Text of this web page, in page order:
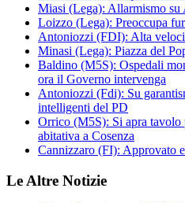
Miasi (Lega): Allarmismo su
Loizzo (Lega): Preoccupa
Antoniozzi (FDI): Alta
Minasi (Lega): Piazza del
Baldino (M5S): Ospedali
ora il Governo intervenga
Antoniozzi (Fdi): Su
intelligenti del PD
Orrico (M5S): Si apra tavolo
abitativa a Cosenza
Cannizzaro (FI): Approvato
Le Altre Notizie